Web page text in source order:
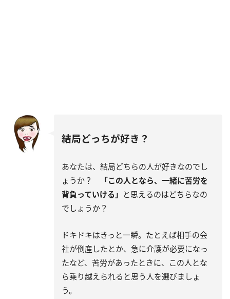
結局どっちが好き？
あなたは、結局どちらの人が好きなのでし
ょうか？
「この人となら、一緒に苦労を
背負っていける」 と思えるのはどちらなの
でしょうか？
ドキドキはきっと一瞬。たとえば相手の会
社が倒産したとか、急に介護が必要になっ
たなど、苦労があったときに、この人とな
ら乗り越えられると思う人を選びましょ
う。